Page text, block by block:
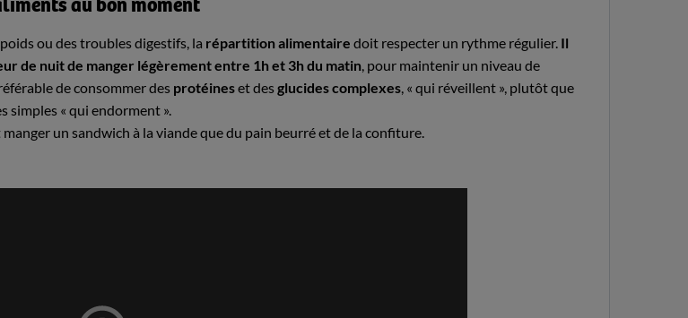
au bon moment
ou des troubles digestifs, la répartition alimentaire doit respecter un rythme régulier. Il
de nuit de manger légèrement entre 1h et 3h du matin, pour maintenir un niveau de
de consommer des protéineset desglucides complexes, « qui réveillent », plutôt que
simples « qui endorment ».
un sandwich à la viande que du pain beurré et de la confiture.